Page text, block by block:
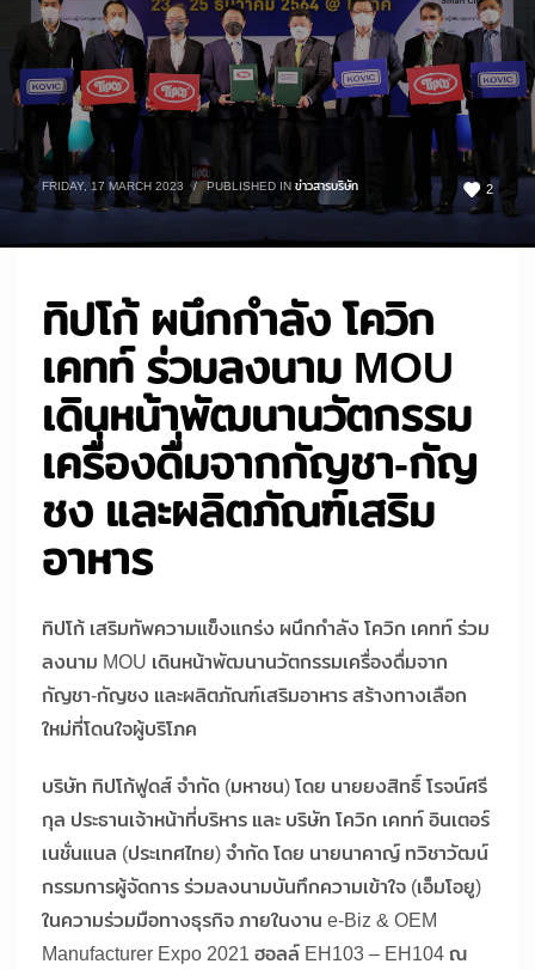
2
FRIDAY, 17 MARCH 2023 / PUBLISHED INข่าวสารบริษัท
ทิปโก้ ผนึกกำลัง โควิก
เคทท์ ร่วมลงนาม MOU
เดินหน้าพัฒนานวัตกรรม
เครื่องดื่มจากกัญชา-กัญ
ชง และผลิตภัณฑ์เสริม
อาหาร
ทิปโก้ เสริมทัพความแข็งแกร่ง ผนึกกำลัง โควิก เคทท์ ร่วม
ลงนาม MOU เดินหน้าพัฒนานวัตกรรมเครื่องดื่มจาก
กัญชา-กัญชง และผลิตภัณฑ์เสริมอาหาร สร้างทางเลือก
ใหม่ที่โดนใจผู้บริโภค
บริษัท ทิปโก้ฟูดส์ จำกัด (มหาชน) โดย นายยงสิทธิ์ โรจน์ศรี
กุล ประธานเจ้าหน้าที่บริหาร และ บริษัท โควิก เคทท์ อินเตอร์
เนชั่นแนล (ประเทศไทย) จำกัด โดย นายนาคาญ์ ทวิชาวัฒน์
กรรมการผู้จัดการ ร่วมลงนามบันทึกความเข้าใจ (เอ็มโอยู)
ในความร่วมมือทางธุรกิจ ภายในงาน e-Biz & OEM
Manufacturer Expo 2021 ฮอลล์ EH103 – EH104 ณ